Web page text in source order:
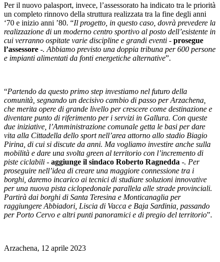
Per il nuovo palasport, invece, l’assessorato ha indicato tra le priorità
un completo rinnovo della struttura realizzata tra la fine degli anni
‘70 e inizio anni ’80. “Il progetto, in questo caso, dovrà prevedere la
realizzazione di un moderno centro sportivo al posto dell’esistente in
cui verranno ospitate varie discipline e grandi eventi - prosegue
l’assessore -. Abbiamo previsto una doppia tribuna per 600 persone
e impianti alimentati da fonti energetiche alternative”.
“Partendo da questo primo step investiamo nel futuro della
comunità, segnando un decisivo cambio di passo per Arzachena,
che merita opere di grande livello per crescere come destinazione e
diventare punto di riferimento per i servizi in Gallura. Con queste
due iniziative, l’Amministrazione comunale getta le basi per dare
vita alla Cittadella dello sport nell’area attorno allo stadio Biagio
Pirina, di cui si discute da anni. Ma vogliamo investire anche sulla
mobilità e dare una svolta green al territorio con l’incremento di
piste ciclabili - aggiunge il sindaco Roberto Ragnedda -. Per
proseguire nell’idea di creare una maggiore connessione tra i
borghi, daremo incarico ai tecnici di studiare soluzioni innovative
per una nuova pista ciclopedonale parallela alle strade provinciali.
Partirà dai borghi di Santa Teresina e Monticanaglia per
raggiungere Abbiadori, Liscia di Vacca e Baja Sardinia, passando
per Porto Cervo e altri punti panoramici e di pregio del territorio”.
Arzachena, 12 aprile 2023